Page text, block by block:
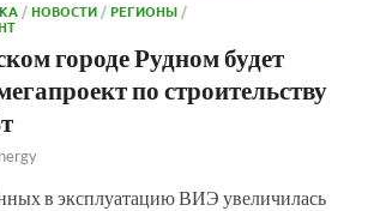
/НОВОСТИ/РЕГИОНЫ/
городе Рудном будет
по строительству
в эксплуатацию ВИЭ увеличилась